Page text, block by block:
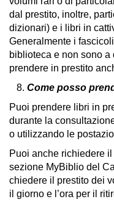
dal prestito, inoltre,
dizionari) e i libri in
Generalmente i
biblioteca e non sono
prendere in prestito
8. Come posso
Puoi prendere libri in
durante la
o utilizzando le
Puoi anche richiedere
sezione MyBiblio del
chiedere il prestito dei
il giorno e l’ora per il